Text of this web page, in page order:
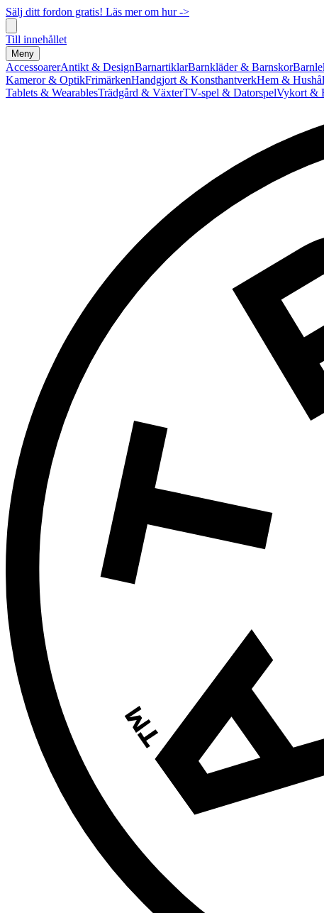
Sälj ditt fordon gratis! Läs mer om hur ->
Till innehållet
Meny
AccessoarerAntikt & DesignBarnartiklarBarnkläder & Barnskor
Kameror & OptikFrimärkenHandgjort & KonsthantverkHem &
Tablets & WearablesTrädgård & VäxterTV-spel & DatorspelVykort &